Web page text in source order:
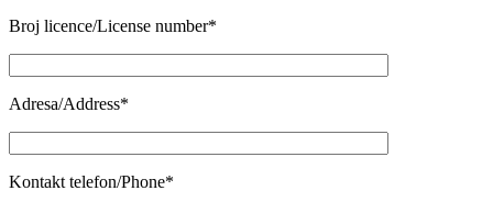
Broj licence/License number*
Adresa/Address*
Kontakt telefon/Phone*